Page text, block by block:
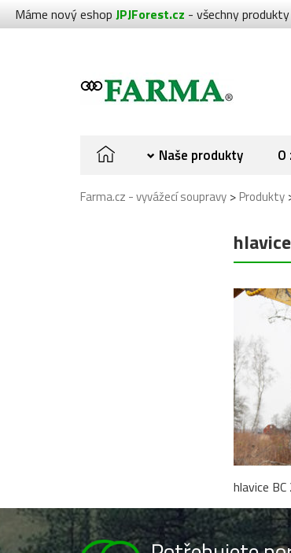
Máme nový eshop JPJForest.cz - všechny produkty
Naše produkty
Farma.cz - vyvážecí soupravy >Produkty
hlavice BC